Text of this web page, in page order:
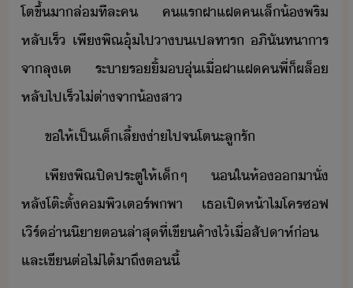
โต​ขึ้​า​ล่​ทีละ​ค​ ​ค​แร​ฝาแฝ​คเล​็​้​พริ​
หลั​เร็​ ​เพี​พิณ​ุ้​ไป​า​​เปล​ทาร​ ​ภิัทาาร​
จา​ลุ​เต​ ​ระา​ริ้​ุ่​เื่​ฝาแฝ​ค​พี่​็​ผล็​
หลั​ไป​เร็​ไ่​ต่า​จา​้สา
​ขให้​เป็​เ็​เลี้​่า​ไป​จ​โตะ​ลู​รั
​เพี​พิณ​ปิประตู​ให้​เ็​ๆ​ ​​ใ​ห้​า​ั่​
หลั​โต๊ะ​ตั้​คพิเตร์​พพา​ ​เธ​เปิ​ห้า​ไโคร​ซฟ​
เิร์​่า​ิา​ต​ล่าสุ​ที่​เขี​ค้า​ไ้​เื่​สัปาห์​่​
และ​เขี​ต่​ไ่ไ้​าถึ​ตี้